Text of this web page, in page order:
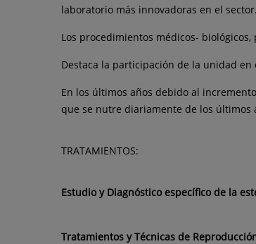
laboratorio más innovadoras en el sector.
Los procedimientos médicos-
Destaca la participación de la unidad
En los últimos años debido al
que se nutre diariamente de los últimos
TRATAMIENTOS:
Estudio y Diagnóstico específico de la
Tratamientos y Técnicas de